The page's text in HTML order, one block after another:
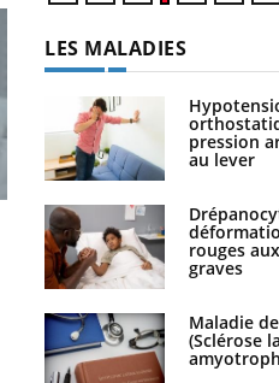
Grossesse à risque : ce jus
attire l'attention des
LES MALADIES
pression
au lever
rouges
graves
Maladie
(Sclérose